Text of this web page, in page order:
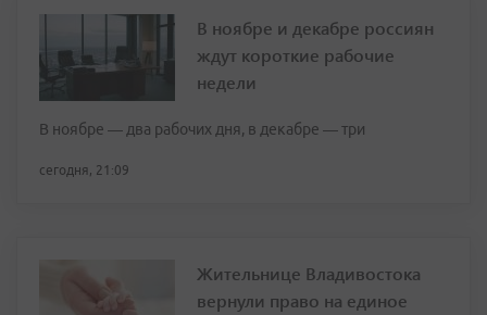
В ноябре и декабре россиян
ждут короткие рабочие
недели
В ноябре — два рабочих дня, в декабре — три
сегодня, 21:09
Жительнице Владивостока
вернули право на единое